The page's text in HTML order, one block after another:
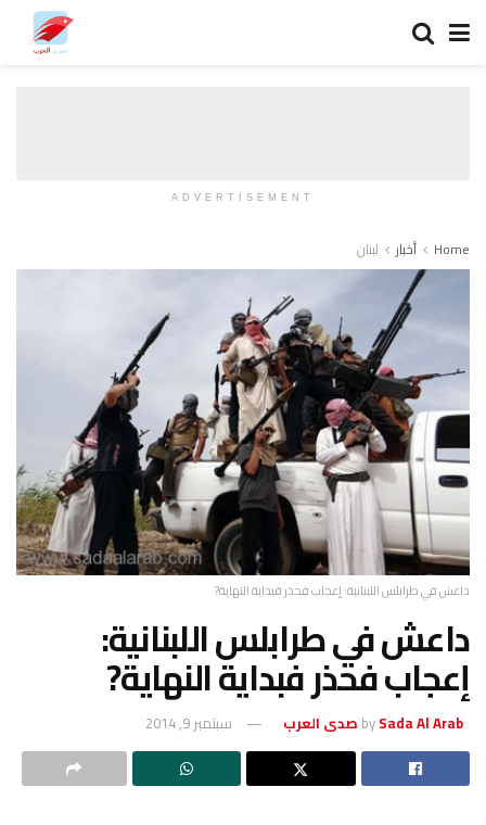
ADVERTISEMENT
Home أخبار لبنان
داعش في طرابلس اللبنانية: إعجاب فحذر فبداية النهاية?
داعش في طرابلس اللبنانية:
إعجاب فحذر فبداية النهاية?
bySada Al Arab صدى العرب سبتمبر 9, 2014